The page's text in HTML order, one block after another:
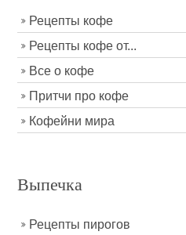
Рецепты кофе
Рецепты кофе от...
Все о кофе
Притчи про кофе
Кофейни мира
Выпечка
Рецепты пирогов